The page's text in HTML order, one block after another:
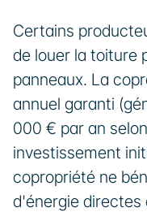
Certains
de louer la toiture
panneaux. La
annuel garanti
000 € par an
investissement
copropriété ne
d'énergie